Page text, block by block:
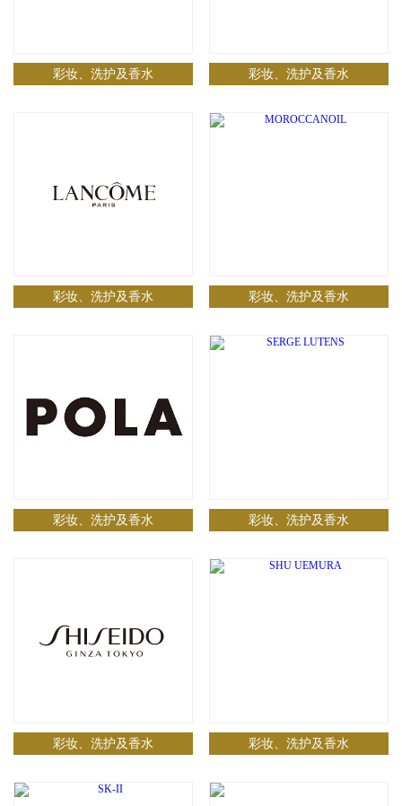
彩妆、洗护及香水 彩妆、洗护及香水
彩妆、洗护及香水 彩妆、洗护及香水
彩妆、洗护及香水 彩妆、洗护及香水
彩妆、洗护及香水 彩妆、洗护及香水